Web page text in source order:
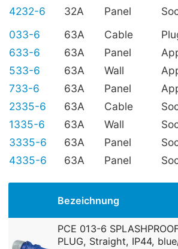
4232-6
32A Panel
033-6
63A Cable
633-6
63A Panel
533-6
63A Wall
733-6
63A Panel
2335-6
63A Cable
1335-6
63A Wall
3335-6
63A Panel
4335-6
63A Panel
Bezeichnung
PCE 013-6
PLUG, Straight, IP44,